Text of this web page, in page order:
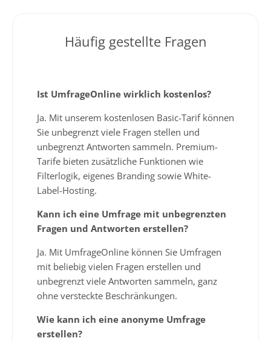
Häufig gestellte Fragen
Ist UmfrageOnline wirklich kostenlos?
Ja. Mit unserem kostenlosen Basic-Tarif können
Sie unbegrenzt viele Fragen stellen und
unbegrenzt Antworten sammeln. Premium-
Tarife bieten zusätzliche Funktionen wie
Filterlogik, eigenes Branding sowie White-
Label-Hosting.
Kann ich eine Umfrage mit unbegrenzten
Fragen und Antworten erstellen?
Ja. Mit UmfrageOnline können Sie Umfragen
mit beliebig vielen Fragen erstellen und
unbegrenzt viele Antworten sammeln, ganz
ohne versteckte Beschränkungen.
Wie kann ich eine anonyme Umfrage
erstellen?